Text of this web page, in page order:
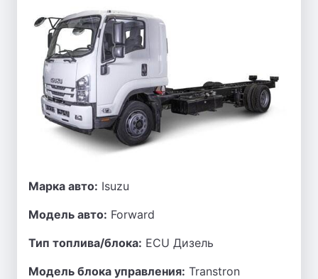
Марка авто: Isuzu
Модель авто: Forward
Тип топлива/блока: ECU Дизель
Модель блока управления: Transtron